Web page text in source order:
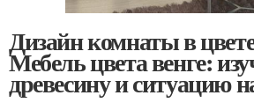
Дизайн комнаты в
Мебель цвета венге:
древесину и ситуацию